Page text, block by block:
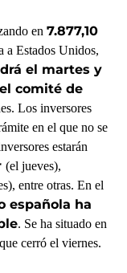
en 7.877,10
a Estados Unidos,
el martes y
comité de
Los inversores
en el que no se
estarán
(el jueves),
entre otras. En el
española ha
. Se ha situado en
cerró el viernes.